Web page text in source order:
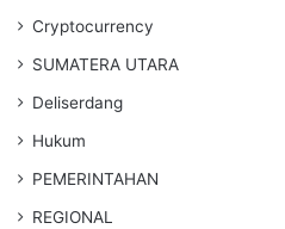
Cryptocurrency
SUMATERA UTARA
Deliserdang
Hukum
PEMERINTAHAN
REGIONAL